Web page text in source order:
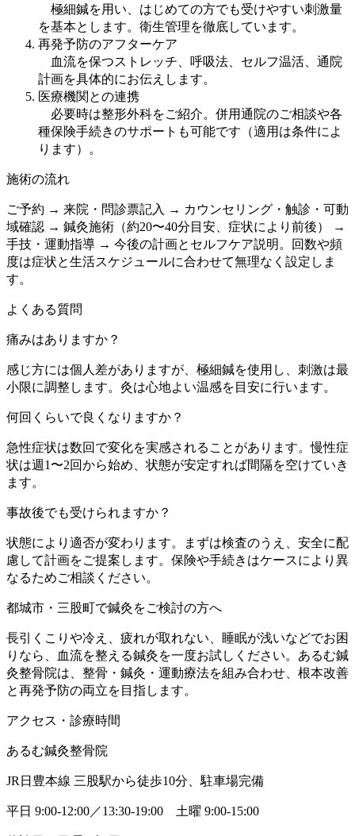
極細鍼を用い、はじめての方でも受けやすい刺激量
を基本とします。衛生管理を徹底しています。
再発予防のアフターケア
血流を保つストレッチ、呼吸法、セルフ温活、通院
計画を具体的にお伝えします。
医療機関との連携
必要時は整形外科をご紹介。併用通院のご相談や各
種保険手続きのサポートも可能です（適用は条件によ
ります）。
施術の流れ
ご予約 → 来院・問診票記入 → カウンセリング・触診・可動
域確認 → 鍼灸施術（約20〜40分目安、症状により前後） →
手技・運動指導 → 今後の計画とセルフケア説明。回数や頻
度は症状と生活スケジュールに合わせて無理なく設定しま
す。
よくある質問
痛みはありますか？
感じ方には個人差がありますが、極細鍼を使用し、刺激は最
小限に調整します。灸は心地よい温感を目安に行います。
何回くらいで良くなりますか？
急性症状は数回で変化を実感されることがあります。慢性症
状は週1〜2回から始め、状態が安定すれば間隔を空けていき
ます。
事故後でも受けられますか？
状態により適否が変わります。まずは検査のうえ、安全に配
慮して計画をご提案します。保険や手続きはケースにより異
なるためご相談ください。
都城市・三股町で鍼灸をご検討の方へ
長引くこりや冷え、疲れが取れない、睡眠が浅いなどでお困
りなら、血流を整える鍼灸を一度お試しください。あるむ鍼
灸整骨院は、整骨・鍼灸・運動療法を組み合わせ、根本改善
と再発予防の両立を目指します。
アクセス・診療時間
あるむ鍼灸整骨院
JR日豊本線 三股駅から徒歩10分、駐車場完備
平日 9:00-12:00／13:30-19:00 土曜 9:00-15:00